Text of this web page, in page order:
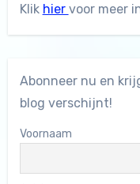
Klik hier voor meer
Abonneer nu en
blog verschijnt!
Voornaam